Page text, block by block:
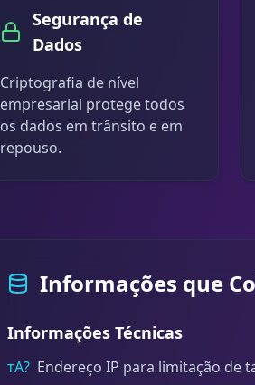
Segurança de
Dados
Criptografia de nível
empresarial protege todos
os dados em trânsito e em
repouso.
Informações que
Informações Técnicas
тА? Endereço IP para limitação de